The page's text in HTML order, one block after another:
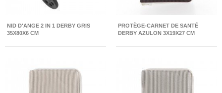
NID D'ANGE 2 IN 1 DERBY GRIS
35X80X6 CM
PROTÈGE-CARNET DE SANTÉ
DERBY AZULON 3X19X27 CM